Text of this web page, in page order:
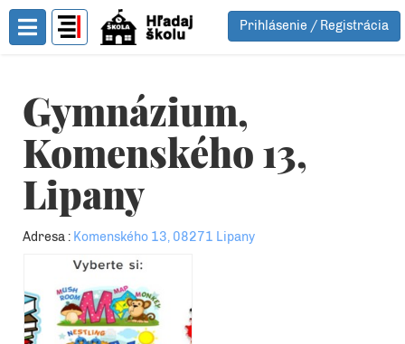
Toggle Menu
Prihlásenie / Registrácia
Gymnázium,
Komenského 13,
Lipany
Adresa : Komenského 13, 08271 Lipany